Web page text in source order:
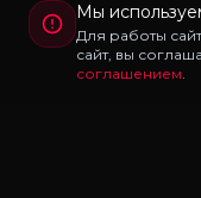
Мы
Для работы
сайт, вы
соглашением.